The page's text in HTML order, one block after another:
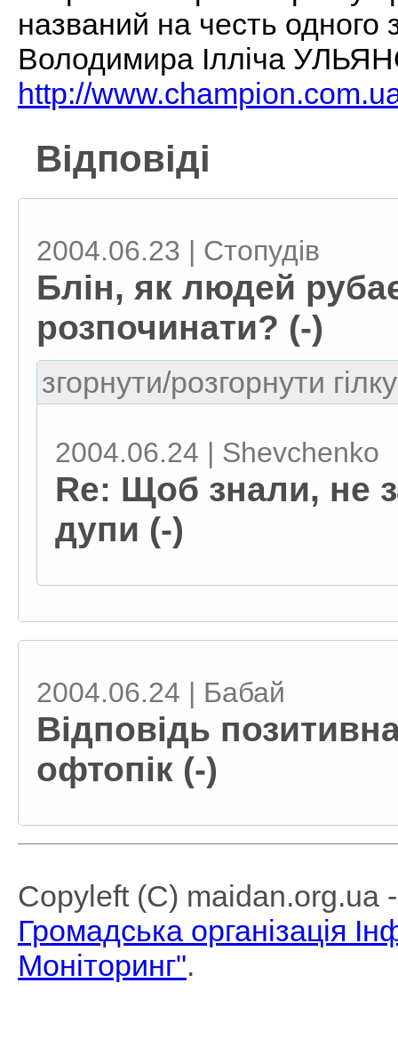
названий на честь одного
Володимира Ілліча
http://
Відповіді
2004.06.23 | Стопудів
Блін, як людей
розпочинати? (-)
згорнути/розгорнути
2004.06.24 | Shevchenko
Re: Щоб знали, не
дупи (-)
2004.06.24 | Бабай
Відповідь
офтопік (-)
Copyleft (C) maidan.org.ua
Громадська організація
Моніторинг".